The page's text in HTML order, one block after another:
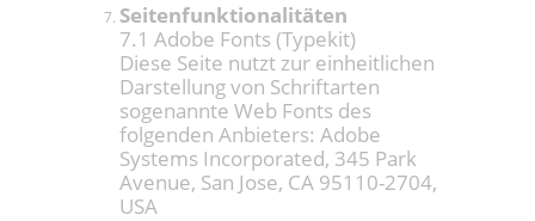
Seitenfunktionalitäten
7.1 Adobe Fonts (Typekit)
Diese Seite nutzt zur einheitlichen
Darstellung von Schriftarten
sogenannte Web Fonts des
folgenden Anbieters: Adobe
Systems Incorporated, 345 Park
Avenue, San Jose, CA 95110-2704,
USA